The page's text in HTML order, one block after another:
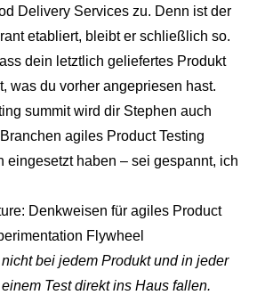
Delivery Services zu. Denn ist der
etabliert, bleibt er schließlich so.
dein letztlich geliefertes Produkt
was du vorher angepriesen hast.
summitwird dir Stephen auch
agiles Product Testing
eingesetzt haben – sei gespannt, ich
Denkweisen für agiles Product
Flywheel
bei jedem Produkt und in jeder
Test direkt ins Haus fallen.